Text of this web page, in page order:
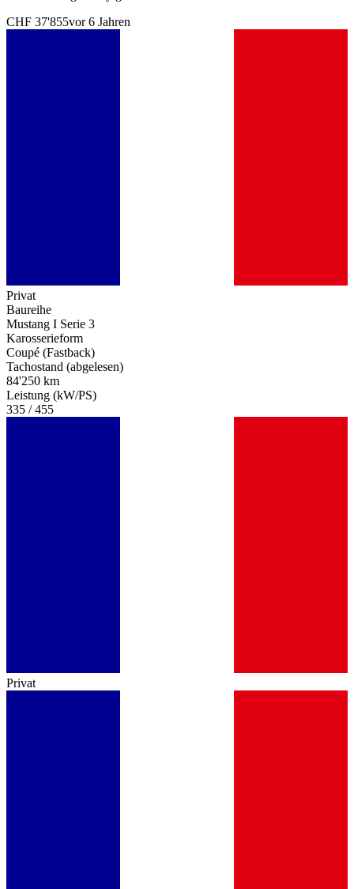
CHF 37'855vor 6 Jahren
Privat
Baureihe
Mustang I Serie 3
Karosserieform
Coupé (Fastback)
Tachostand (abgelesen)
84'250 km
Leistung (kW/PS)
335 / 455
Privat